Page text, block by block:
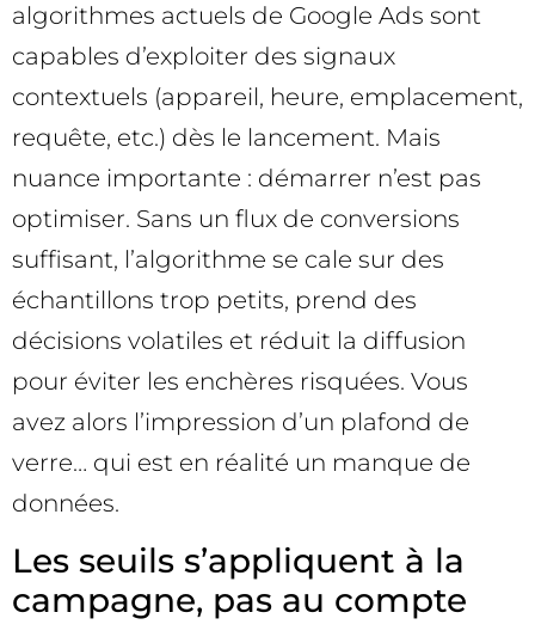
algorithmes actuels de Google Ads sont
capables d’exploiter des signaux
contextuels (appareil, heure, emplacement,
requête, etc.) dès le lancement. Mais
nuance importante : démarrer n’est pas
optimiser. Sans un flux de conversions
suffisant, l’algorithme se cale sur des
échantillons trop petits, prend des
décisions volatiles et réduit la diffusion
pour éviter les enchères risquées. Vous
avez alors l’impression d’un plafond de
verre… qui est en réalité un manque de
données.
Les seuils s’appliquent à la
campagne, pas au compte